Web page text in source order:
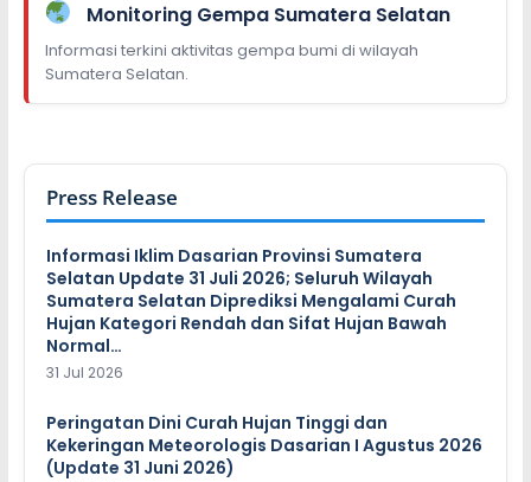
Monitoring Gempa Sumatera Selatan
Informasi terkini aktivitas gempa bumi di wilayah
Sumatera Selatan.
Press Release
Informasi Iklim Dasarian Provinsi Sumatera
Selatan Update 31 Juli 2026; Seluruh Wilayah
Sumatera Selatan Diprediksi Mengalami Curah
Hujan Kategori Rendah dan Sifat Hujan Bawah
Normal…
31 Jul 2026
Peringatan Dini Curah Hujan Tinggi dan
Kekeringan Meteorologis Dasarian I Agustus 2026
(Update 31 Juni 2026)